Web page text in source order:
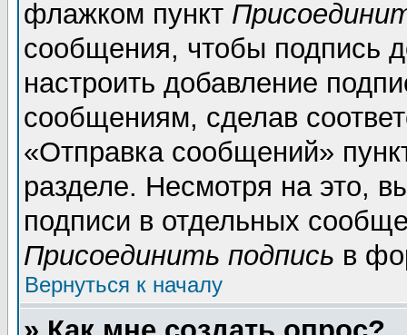
флажком пункт
сообщения, чтобы подпись
настроить добавление
сообщениям, сделав
«Отправка сообщений»
разделе. Несмотря на это,
подписи в отдельных
Присоединить подпись в
Вернуться к началу